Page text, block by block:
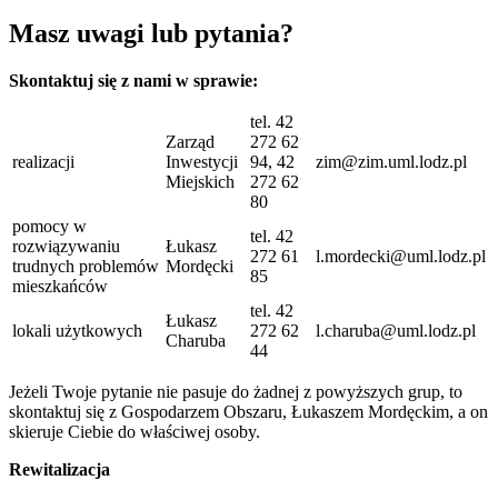
Masz uwagi lub pytania?
Skontaktuj się z nami w sprawie:
realizacji
Zarząd
Inwestycji
Miejskich
tel. 42
272 62
94, 42
272 62
80
zim@zim.uml.lodz.pl
pomocy w
rozwiązywaniu
trudnych problemów
mieszkańców
Łukasz
Mordęcki
tel. 42
272 61
85
l.mordecki@uml.lodz.pl
lokali użytkowych
Łukasz
Charuba
tel. 42
272 62
44
l.charuba@uml.lodz.pl
Jeżeli Twoje pytanie nie pasuje do żadnej z powyższych grup, to
skontaktuj się z Gospodarzem Obszaru, Łukaszem Mordęckim, a on
skieruje Ciebie do właściwej osoby.
Rewitalizacja